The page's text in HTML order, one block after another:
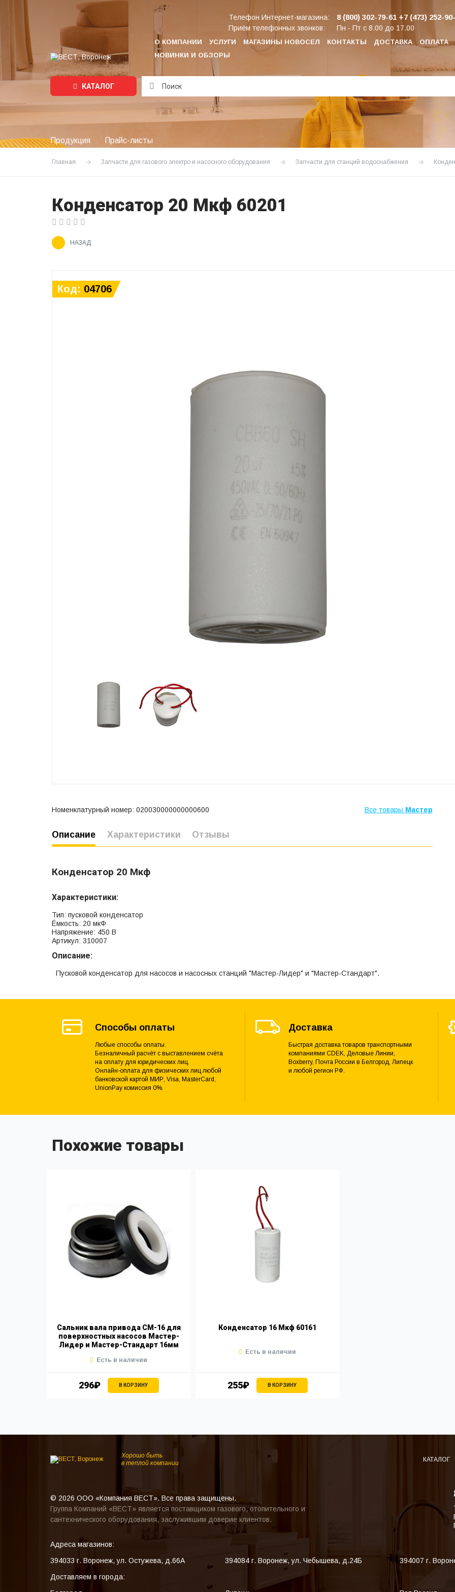
О КОМПАНИИ УСЛУГИ МАГАЗИНЫ НОВОСЕЛ КОНТАКТЫ ДОСТАВКА ОПЛАТА
НОВИНКИ И ОБЗОРЫ
Телефон Интернет-магазина: 8 (800) 302-79-61 +7 (473) 252-
Приём телефонных звонков: Пн - Пт с 8.00 до 17.00
КАТАЛОГ
Подождите...
Продукция Прайс-листы
Главная Запчасти для газового электро и насосного оборудования Запчасти для станций водоснабжения
Конденсатор 20 Мкф 60201
НАЗАД
Код: 04706
Номенклатурный номер: 020030000000000600 Все товары Мастер
Описание Характеристики Отзывы
Конденсатор 20 Мкф
Характеристики:
Тип: пусковой конденсатор
Ёмкость: 20 мкФ
Напряжение: 450 В
Артикул: 310007
Описание:
Пусковой конденсатор для насосов и насосных станций "Мастер-Лидер" и "Мастер-Стандарт".
Способы оплаты
Любые способы оплаты.
Безналичный расчёт с выставлением счёта
на оплату для юридических лиц.
Онлайн-оплата для физических лиц любой
банковской картой МИР, Visa, MasterCard,
UnionPay комиссия 0%.
Доставка
Быстрая доставка товаров транспортными
компаниями CDEK, Деловые Линии,
Boxberry, Почта России в Белгород, Липецк
и любой регион РФ.
Похожие товары
Сальник вала привода СМ-16 для
поверхностных насосов Мастер-
Лидер и Мастер-Стандарт 16мм
296₽ В КОРЗИНУ
Есть в наличии
Конденсатор 16 Мкф 60161
255₽ В КОРЗИНУ
Есть в наличии
Хорошо быть
в теплой компании
КАТАЛОГ
© 2026 ООО «Компания ВЕСТ». Все права защищены.
Группа Компаний «ВЕСТ» является поставщиком газового, отопительного и
сантехнического оборудования, заслужившим доверие клиентов.
Адреса магазинов:
394033 г. Воронеж,ул. Остужева, д.66А 394084 г. Воронеж,ул. Чебышева, д.24Б 394007 г.
Доставляем в города: